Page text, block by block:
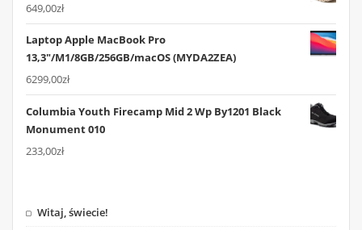
649,00zł
Laptop Apple MacBook Pro
13,3"/M1/8GB/256GB/macOS (MYDA2ZEA)
6299,00zł
Columbia Youth Firecamp Mid 2 Wp By1201 Black
Monument 010
233,00zł
Witaj, świecie!